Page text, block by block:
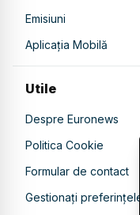
Emisiuni
Aplicația Mobilă
Utile
Despre Euronews
Politica Cookie
Formular de contact
Gestionați preferințele